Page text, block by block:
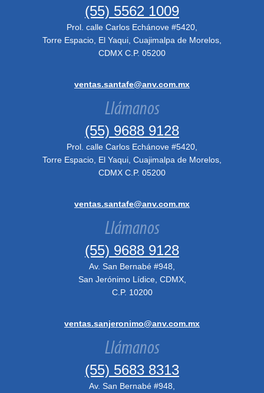
(55) 5562 1009
Prol. calle Carlos Echánove #5420,
Torre Espacio, El Yaqui, Cuajimalpa de Morelos,
CDMX C.P. 05200
ventas.santafe@anv.com.mx
Llámanos
(55) 9688 9128
Prol. calle Carlos Echánove #5420,
Torre Espacio, El Yaqui, Cuajimalpa de Morelos,
CDMX C.P. 05200
ventas.santafe@anv.com.mx
Llámanos
(55) 9688 9128
Av. San Bernabé #948,
San Jerónimo Lídice, CDMX,
C.P. 10200
ventas.sanjeronimo@anv.com.mx
Llámanos
(55) 5683 8313
Av. San Bernabé #948,